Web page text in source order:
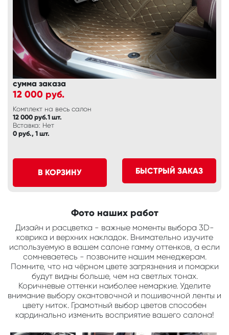
сумма заказа
12 000 руб.
Комплект на весь салон
12 000 руб.1 шт.
Вставка: Нет
0 руб., 1 шт.
В КОРЗИНУ БЫСТРЫЙ ЗАКАЗ
Фото наших работ
Дизайн и расцветка - важные моменты выбора 3D-
коврика и верхних накладок. Внимательно изучите
используемую в вашем салоне гамму оттенков, а если
сомневаетесь - позвоните нашим менеджерам.
Помните, что на чёрном цвете загрязнения и помарки
будут видны больше, чем на светлых тонах.
Коричневые оттенки наиболее немаркие. Уделите
внимание выбору окантовочной и пошивочной ленты и
цвету ниток. Грамотный выбор цветов способен
кардинально изменить восприятие вашего салона!